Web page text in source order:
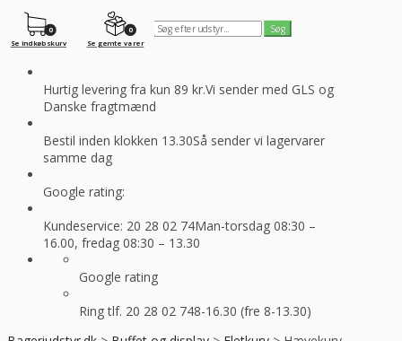
0
Se gemte varer
0
Se indkøbskurv
Hurtig levering fra kun 89 kr.Vi sender med GLS og
Danske fragtmænd
Bestil inden klokken 13.30Så sender vi lagervarer
samme dag
Google rating:
Kundeservice: 20 28 02 74Man-torsdag 08:30 –
16.00, fredag 08:30 – 13.30
Google rating
Ring tlf. 20 28 02 748-16.30 (fre 8-13.30)